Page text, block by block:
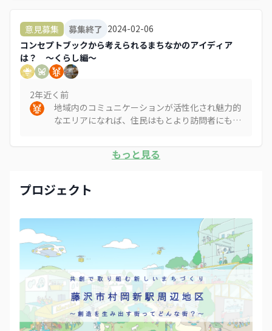
意見募集 募集終了 2024-02-06
コンセプトブックから考えられるまちなかのアイディア
は？ ～くらし編～
2年近く 前
地域内のコミュニケーションが活性化され魅力的
なエリアになれば、住民はもとより訪問者にも愛
もっと見る
プロジェクト